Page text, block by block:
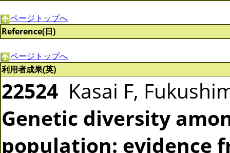
ページトップへ
Reference(日)
ページトップへ
利用者成果(英)
22524 Kasai F,
Genetic diversity
population: evidence